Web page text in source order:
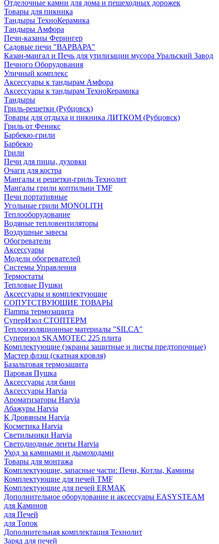
Отделочные камни для дома и пешеходных дорожек
Товары для пикника
Тандыры ТехноКерамика
Тандыры Амфора
Печи-казаны Ферингер
Садовые печи "ВАРВАРА"
Казан-мангал и Печь для утилизации мусора Уральский Завод
Печного Оборудования
Уличный комплекс
Аксессуары к тандырам Амфора
Аксессуары к тандырам ТехноКерамика
Тандыры
Гриль-решетки (Рубцовск)
Товары для отдыха и пикника ЛИТКОМ (Рубцовск)
Гриль от Феникс
Барбекю-грили
Барбекю
Грили
Печи для пицы, духовки
Очаги для костра
Мангалы и решетки-гриль Технолит
Мангалы грили коптильни TMF
Печи портативные
Угольные грили MONOLITH
Теплооборудование
Водяные тепловентиляторы
Воздушные завесы
Обогреватели
Аксессуары
Модели обогревателей
Системы Управления
Термостаты
Тепловые Пушки
Аксессуары и комплектующие
СОПУТСТВУЮЩИЕ ТОВАРЫ
Flamma термозащита
СуперИзол СТОПТЕРМ
Теплоизоляционные материалы "SILCA"
Суперизол SKAMOTEC 225 плита
Комплектующие (экраны защитные и листы предтопочные)
Мастер флэш (скатная кровля)
Базальтовая термозащита
Паровая Пушка
Аксессуары для бани
Аксессуары Harvia
Ароматизаторы Harvia
Абажуры Harvia
К Дровяным Harvia
Косметика Harvia
Светильники Harvia
Светодиодные ленты Harvia
Уход за каминами и дымоходами
Товары для монтажа
Комплектующие, запасные части: Печи, Котлы, Камины
Комплектующие для печей TMF
Комплектующие для печей ERMAK
Дополнительное оборудование и аксессуары EASYSTEAM
для Каминов
для Печей
для Топок
Дополнительная комплектация Технолит
Заряд для печей